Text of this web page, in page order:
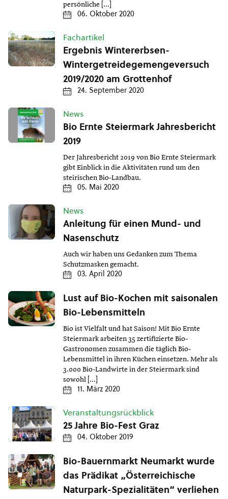
persönliche […]
06. Oktober 2020
Fachartikel
Ergebnis Wintererbsen-
Wintergetreidegemengeversuch
2019/2020 am Grottenhof
24. September 2020
News
Bio Ernte Steiermark Jahresbericht
2019
Der Jahresbericht 2019 von Bio Ernte Steiermark
gibt Einblick in die Aktivitäten rund um den
steirischen Bio-Landbau.
05. Mai 2020
News
Anleitung für einen Mund- und
Nasenschutz
Auch wir haben uns Gedanken zum Thema
Schutzmasken gemacht.
03. April 2020
Lust auf Bio-Kochen mit saisonalen
Bio-Lebensmitteln
Bio ist Vielfalt und hat Saison! Mit Bio Ernte
Steiermark arbeiten 35 zertifizierte Bio-
Gastronomen zusammen die täglich Bio-
Lebensmittel in ihren Küchen einsetzen. Mehr als
3.000 Bio-Landwirte in der Steiermark sind
sowohl […]
11. März 2020
Veranstaltungsrückblick
25 Jahre Bio-Fest Graz
04. Oktober 2019
Bio-Bauernmarkt Neumarkt wurde
das Prädikat „Österreichische
Naturpark-Spezialitäten“ verliehen